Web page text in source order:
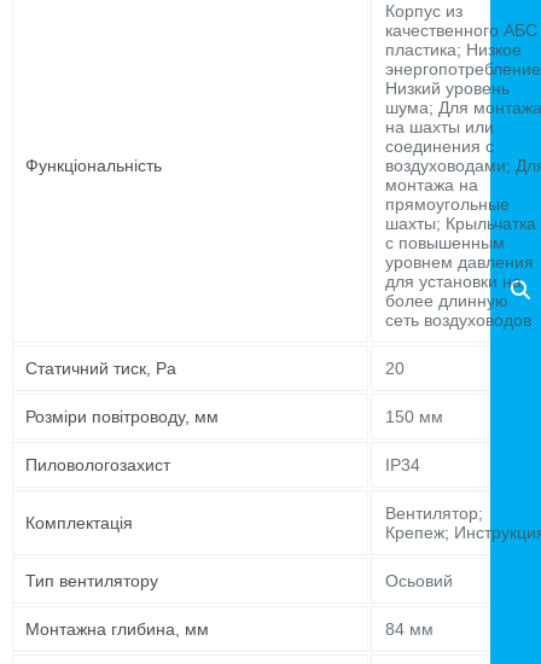
Функціональність
Корпус из
качественного АБС
пластика; Низкое
Низкий уровень
шума; Для монтажа
на шахты или
соединения с
воздуховодами;
монтажа на
прямоугольные
шахты; Крыльчатка
с повышенным
уровнем давления
для установки на
более длинную
сеть воздуховодов
Статичний тиск, Pa 20
Розміри повітроводу, мм 150 мм
Пиловологозахист IP34
Комплектація
Вентилятор;
Крепеж;
Тип вентилятору Осьовий
Монтажна глибина, мм 84 мм